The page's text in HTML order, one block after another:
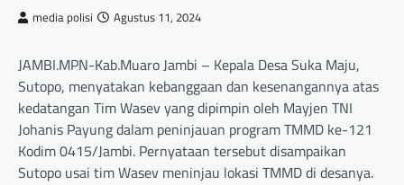
media polisi Agustus 11, 2024
JAMBI.MPN-Kab.Muaro Jambi – Kepala Desa Suka Maju,
Sutopo, menyatakan kebanggaan dan kesenangannya atas
kedatangan Tim Wasev yang dipimpin oleh Mayjen TNI
Johanis Payung dalam peninjauan program TMMD ke-121
Kodim 0415/Jambi. Pernyataan tersebut disampaikan
Sutopo usai tim Wasev meninjau lokasi TMMD di desanya.